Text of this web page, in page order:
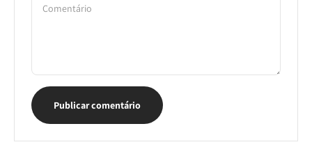
Comentário
Publicar comentário